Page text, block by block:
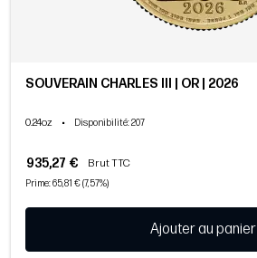
SOUVERAIN CHARLES III | OR | 2026
0.24oz • Disponibilité: 207
935,27 € Brut TTC
Prime: 65,81 € (7,57%)
Ajouter au panier